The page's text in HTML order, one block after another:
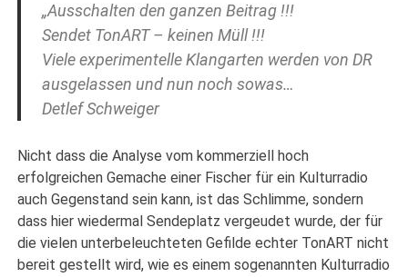
„Ausschalten den ganzen Beitrag !!!
Sendet TonART – keinen Müll !!!
Viele experimentelle Klangarten werden von DR
ausgelassen und nun noch sowas…
Detlef Schweiger
Nicht dass die Analyse vom kommerziell hoch
erfolgreichen Gemache einer Fischer für ein Kulturradio
auch Gegenstand sein kann, ist das Schlimme, sondern
dass hier wiedermal Sendeplatz vergeudet wurde, der für
die vielen unterbeleuchteten Gefilde echter TonART nicht
bereit gestellt wird, wie es einem sogenannten Kulturradio